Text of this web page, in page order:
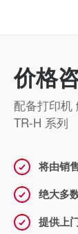
价格
配备打印机
TR-H 系列
将由销
绝大多
提供上